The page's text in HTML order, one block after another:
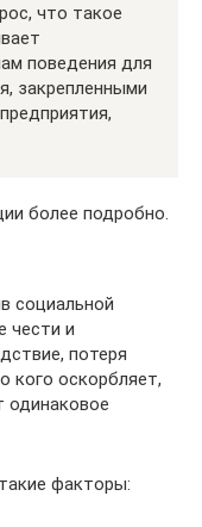
что такое
поведения для
закрепленными
более подробно.
социальной
чести и
потеря
кого оскорбляет,
одинаковое
факторы: